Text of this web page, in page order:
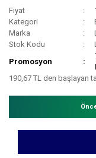
Fiyat
Kategori
Marka
Stok Kodu
Promosyon
190,67 TL den başlayan